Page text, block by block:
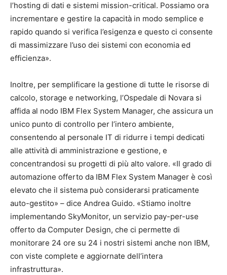
l’hosting di dati e sistemi mission-critical. Possiamo ora
incrementare e gestire la capacità in modo semplice e
rapido quando si verifica l’esigenza e questo ci consente
di massimizzare l’uso dei sistemi con economia ed
efficienza».
Inoltre, per semplificare la gestione di tutte le risorse di
calcolo, storage e networking, l’Ospedale di Novara si
affida al nodo IBM Flex System Manager, che assicura un
unico punto di controllo per l’intero ambiente,
consentendo al personale IT di ridurre i tempi dedicati
alle attività di amministrazione e gestione, e
concentrandosi su progetti di più alto valore. «Il grado di
automazione offerto da IBM Flex System Manager è così
elevato che il sistema può considerarsi praticamente
auto-gestito» – dice Andrea Guido. «Stiamo inoltre
implementando SkyMonitor, un servizio pay-per-use
offerto da Computer Design, che ci permette di
monitorare 24 ore su 24 i nostri sistemi anche non IBM,
con viste complete e aggiornate dell’intera
infrastruttura».